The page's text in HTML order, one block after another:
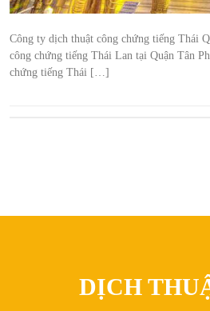
Công ty dịch thuật công chứng tiếng Thái
công chứng tiếng Thái Lan tại Quận Tân
chứng tiếng Thái […]
DỊCH